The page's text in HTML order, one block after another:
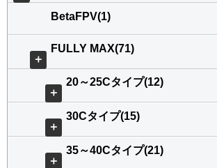
BetaFPV(1)
＋
FULLY MAX(71)
＋
20～25Cタイプ(12)
＋
30Cタイプ(15)
＋
35～40Cタイプ(21)